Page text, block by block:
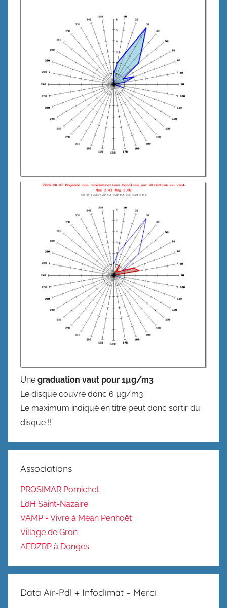
Une graduation vaut pour 1µg/m3
Le disque couvre donc 6 µg/m3
Le maximum indiqué en titre peut donc sortir du
disque !!
Associations
PROSIMAR Pornichet
LdH Saint-Nazaire
VAMP - Vivre à Méan Penhoët
Village de Gron
AEDZRP à Donges
Data Air-Pdl + Infoclimat – Merci